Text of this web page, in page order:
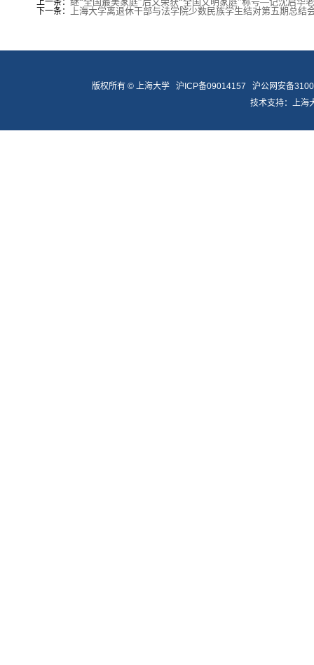
上一条：
下一条： 上海大学离退休干部与法学院少数民族学生结对第五期总结
版权所有 ©上海大学 沪ICP备09014157
沪公网安备
技术支持： 上海